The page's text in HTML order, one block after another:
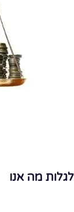
מה אנו